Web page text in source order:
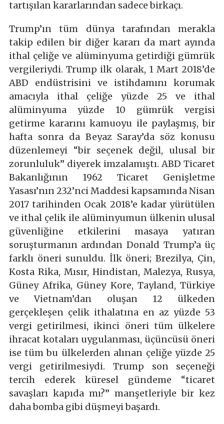
tartışılan kararlarından sadece birkaçı.
Trump’ın tüm dünya tarafından merakla
takip edilen bir diğer kararı da mart ayında
ithal çeliğe ve alüminyuma getirdiği gümrük
vergileriydi. Trump ilk olarak, 1 Mart 2018’de
ABD endüstrisini ve istihdamını korumak
amacıyla ithal çeliğe yüzde 25 ve ithal
alüminyuma yüzde 10 gümrük vergisi
getirme kararını kamuoyu ile paylaşmış, bir
hafta sonra da Beyaz Saray’da söz konusu
düzenlemeyi “bir seçenek değil, ulusal bir
zorunluluk” diyerek imzalamıştı. ABD Ticaret
Bakanlığının 1962 Ticaret Genişletme
Yasası’nın 232’nci Maddesi kapsamında Nisan
2017 tarihinden Ocak 2018’e kadar yürütülen
ve ithal çelik ile alüminyumun ülkenin ulusal
güvenliğine etkilerini masaya yatıran
soruşturmanın ardından Donald Trump’a üç
farklı öneri sunuldu. İlk öneri; Brezilya, Çin,
Kosta Rika, Mısır, Hindistan, Malezya, Rusya,
Güney Afrika, Güney Kore, Tayland, Türkiye
ve Vietnam’dan oluşan 12 ülkeden
gerçekleşen çelik ithalatına en az yüzde 53
vergi getirilmesi, ikinci öneri tüm ülkelere
ihracat kotaları uygulanması, üçüncüsü öneri
ise tüm bu ülkelerden alınan çeliğe yüzde 25
vergi getirilmesiydi. Trump son seçeneği
tercih ederek küresel gündeme “ticaret
savaşları kapıda mı?” manşetleriyle bir kez
daha bomba gibi düşmeyi başardı.